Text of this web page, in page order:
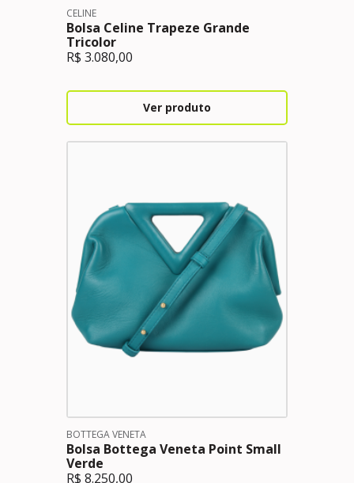
CELINE
Bolsa Celine Trapeze Grande
Tricolor
R$ 3.080,00
Ver produto
BOTTEGA VENETA
Bolsa Bottega Veneta Point Small
Verde
R$ 8.250,00